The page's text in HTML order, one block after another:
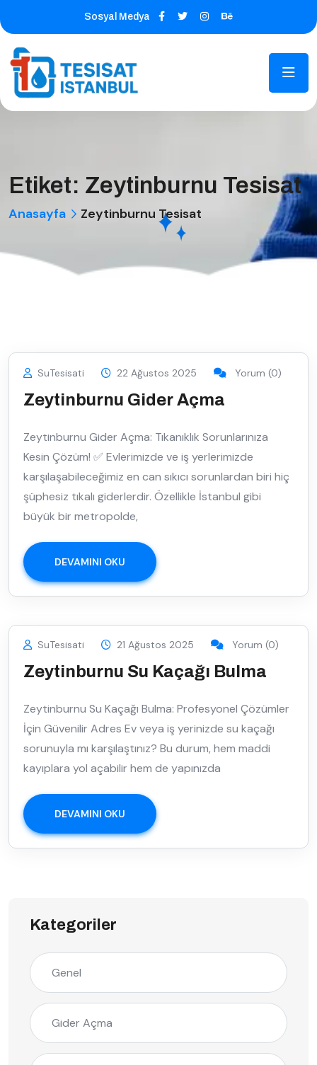
Sosyal Medya
Etiket: Zeytinburnu Tesisat
Anasayfa Zeytinburnu Tesisat
SuTesisati 22 Ağustos 2025 Yorum (0)
Zeytinburnu Gider Açma
Zeytinburnu Gider Açma: Tıkanıklık Sorunlarınıza
Kesin Çözüm! ✅ Evlerimizde ve iş yerlerimizde
karşılaşabileceğimiz en can sıkıcı sorunlardan biri hiç
şüphesiz tıkalı giderlerdir. Özellikle İstanbul gibi
büyük bir metropolde,
DEVAMINI OKU
SuTesisati 21 Ağustos 2025 Yorum (0)
Zeytinburnu Su Kaçağı Bulma
Zeytinburnu Su Kaçağı Bulma: Profesyonel Çözümler
İçin Güvenilir Adres Ev veya iş yerinizde su kaçağı
sorunuyla mı karşılaştınız? Bu durum, hem maddi
kayıplara yol açabilir hem de yapınızda
DEVAMINI OKU
Kategoriler
Genel
Gider Açma